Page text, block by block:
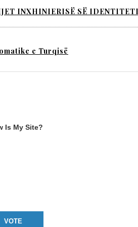
INXHINIERISË SË
e Turqisë
Is My Site?